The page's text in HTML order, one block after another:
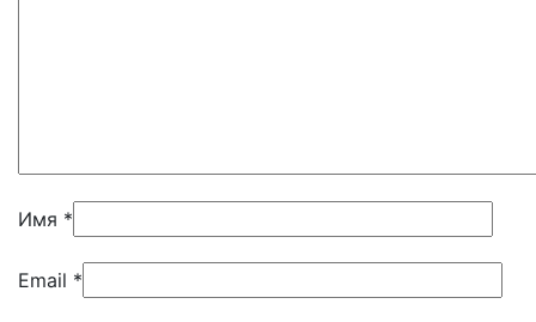
Имя *
Email *